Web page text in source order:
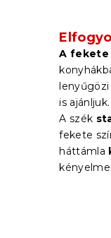
A fekete
is ajánljuk.
A szék
fekete
háttámla